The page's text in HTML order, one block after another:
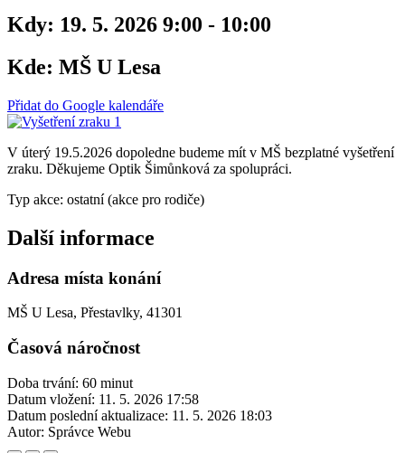
Kdy: 19. 5. 2026 9:00 - 10:00
Kde: MŠ U Lesa
Přidat do Google kalendáře
V úterý 19.5.2026 dopoledne budeme mít v MŠ bezplatné vyšetření
zraku. Děkujeme Optik Šimůnková za spolupráci.
Typ akce: ostatní (akce pro rodiče)
Další informace
Adresa místa konání
MŠ U Lesa, Přestavlky, 41301
Časová náročnost
Doba trvání: 60 minut
Datum vložení: 11. 5. 2026 17:58
Datum poslední aktualizace: 11. 5. 2026 18:03
Autor: Správce Webu